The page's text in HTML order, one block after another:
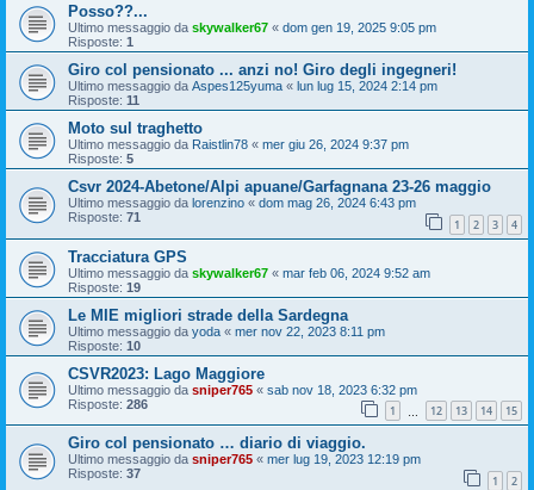
Posso??...
Ultimo messaggio da skywalker67 « dom gen 19, 2025 9:05 pm
Risposte: 1
Giro col pensionato ... anzi no! Giro degli ingegneri!
Ultimo messaggio da Aspes125yuma « lun lug 15, 2024 2:14 pm
Risposte: 11
Moto sul traghetto
Ultimo messaggio da Raistlin78 « mer giu 26, 2024 9:37 pm
Risposte: 5
Csvr 2024-Abetone/Alpi apuane/Garfagnana 23-26 maggio
Ultimo messaggio da lorenzino « dom mag 26, 2024 6:43 pm
Risposte: 71 1 2 3 4
Tracciatura GPS
Ultimo messaggio da skywalker67 « mar feb 06, 2024 9:52 am
Risposte: 19
Le MIE migliori strade della Sardegna
Ultimo messaggio da yoda « mer nov 22, 2023 8:11 pm
Risposte: 10
CSVR2023: Lago Maggiore
Ultimo messaggio da sniper765 « sab nov 18, 2023 6:32 pm
Risposte: 286 1 12 13 14 15
Giro col pensionato … diario di viaggio.
Ultimo messaggio da sniper765 « mer lug 19, 2023 12:19 pm
Risposte: 37 1 2